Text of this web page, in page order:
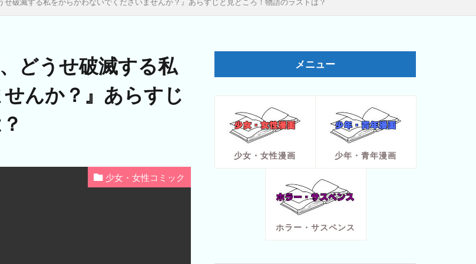
せ破滅する私をからかわないでくださいませんか？』あらすじと見どころ！物語のラストは？
どうせ破滅する私
んか？』あらすじ
少女・女性コミック
メニュー
少女・女性漫画 少年・青年漫画
ホラー・サスペンス